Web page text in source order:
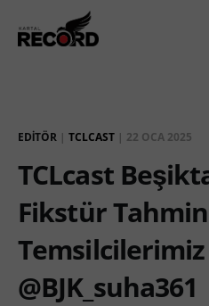
EDITÖR | TCLCAST | 22 OCA 2025
TCLcast
Fikstür
@BJK_suha361